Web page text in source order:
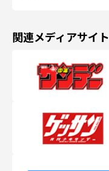
関連メディアサイト